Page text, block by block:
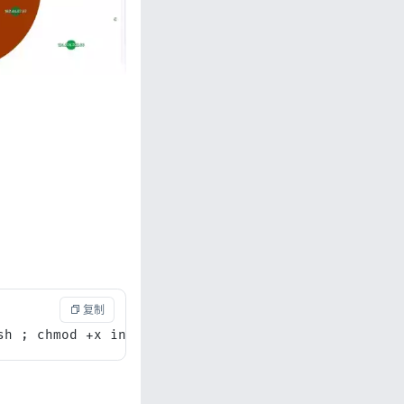
; chmod +x install.sh ; ./install.sh
复制